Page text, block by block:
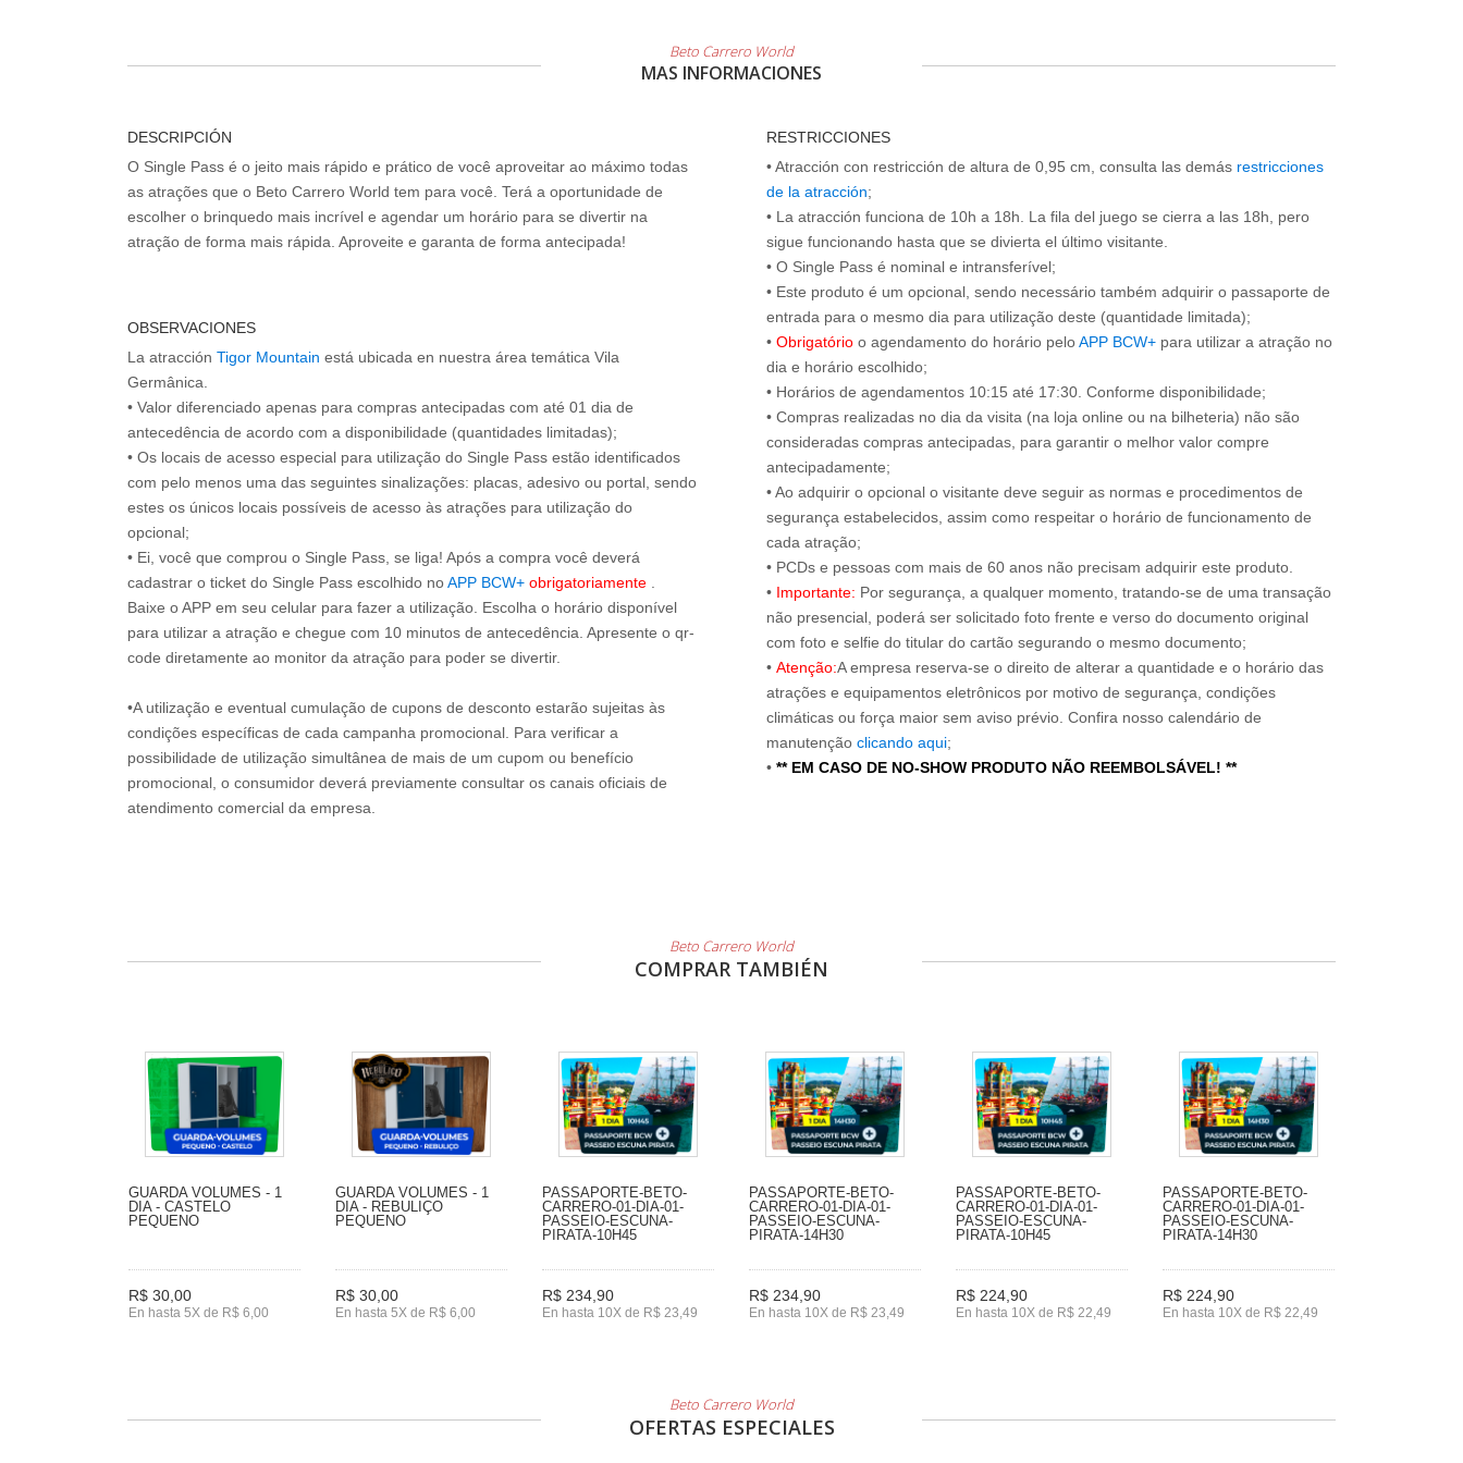
Beto Carrero World
MAS INFORMACIONES
DESCRIPCIÓN
O Single Pass é o jeito mais rápido e prático de você aproveitar ao máximo todas
as atrações que o Beto Carrero World tem para você. Terá a oportunidade de
escolher o brinquedo mais incrível e agendar um horário para se divertir na
atração de forma mais rápida. Aproveite e garanta de forma antecipada!
OBSERVACIONES
La atracción Tigor Mountain está ubicada en nuestra área temática Vila
Germânica.
• Valor diferenciado apenas para compras antecipadas com até 01 dia de
antecedência de acordo com a disponibilidade (quantidades limitadas);
• Os locais de acesso especial para utilização do Single Pass estão identificados
com pelo menos uma das seguintes sinalizações: placas, adesivo ou portal, sendo
estes os únicos locais possíveis de acesso às atrações para utilização do
opcional;
• Ei, você que comprou o Single Pass, se liga! Após a compra você deverá
cadastrar o ticket do Single Pass escolhido noAPP BCW+ obrigatoriamente
Baixe o APP em seu celular para fazer a utilização. Escolha o horário disponível
para utilizar a atração e chegue com 10 minutos de antecedência. Apresente o qr-
code diretamente ao monitor da atração para poder se divertir.
•A utilização e eventual cumulação de cupons de desconto estarão sujeitas às
condições específicas de cada campanha promocional. Para verificar a
possibilidade de utilização simultânea de mais de um cupom ou benefício
promocional, o consumidor deverá previamente consultar os canais oficiais de
atendimento comercial da empresa.
RESTRICCIONES
• Atracción con restricción de altura de 0,95 cm, consulta las demás restricciones
de la atracción;
• La atracción funciona de 10h a 18h. La fila del juego se cierra a las 18h, pero
sigue funcionando hasta que se divierta el último visitante.
• O Single Pass é nominal e intransferível;
• Este produto é um opcional, sendo necessário também adquirir o passaporte de
entrada para o mesmo dia para utilização deste (quantidade limitada);
• Obrigatório o agendamento do horário peloAPP BCW+ para utilizar a atração no
dia e horário escolhido;
• Horários de agendamentos 10:15 até 17:30. Conforme disponibilidade;
• Compras realizadas no dia da visita (na loja online ou na bilheteria) não são
consideradas compras antecipadas, para garantir o melhor valor compre
antecipadamente;
• Ao adquirir o opcional o visitante deve seguir as normas e procedimentos de
segurança estabelecidos, assim como respeitar o horário de funcionamento de
cada atração;
• PCDs e pessoas com mais de 60 anos não precisam adquirir este produto.
• Importante: Por segurança, a qualquer momento, tratando-se de uma transação
não presencial, poderá ser solicitado foto frente e verso do documento original
com foto e selfie do titular do cartão segurando o mesmo documento;
• Atenção:A empresa reserva-se o direito de alterar a quantidade e o horário das
atrações e equipamentos eletrônicos por motivo de segurança, condições
climáticas ou força maior sem aviso prévio. Confira nosso calendário de
manutenção clicando aqui;
• ** EM CASO DE NO-SHOW PRODUTO NÃO REEMBOLSÁVEL! **
Beto Carrero World
COMPRAR TAMBIÉN
GUARDA VOLUMES - 1
DIA - CASTELO
PEQUENO
R$ 30,00
En hasta 5X de R$ 6,00
GUARDA VOLUMES - 1
DIA - REBULIÇO
PEQUENO
R$ 30,00
En hasta 5X de R$ 6,00
PASSAPORTE-BETO-
CARRERO-01-DIA-01-
PASSEIO-ESCUNA-
PIRATA-10H45
R$ 234,90
En hasta 10X de R$ 23,49
PASSAPORTE-BETO-
CARRERO-01-DIA-01-
PASSEIO-ESCUNA-
PIRATA-14H30
R$ 234,90
En hasta 10X de R$ 23,49
PASSAPORTE-BETO-
CARRERO-01-DIA-01-
PASSEIO-ESCUNA-
PIRATA-10H45
R$ 224,90
En hasta 10X de R$ 22,49
PASSAPORTE-BETO-
CARRERO-01-DIA-01-
PASSEIO-ESCUNA-
PIRATA-14H30
R$ 224,90
En hasta 10X de R$ 22,49
Beto Carrero World
OFERTAS ESPECIALES